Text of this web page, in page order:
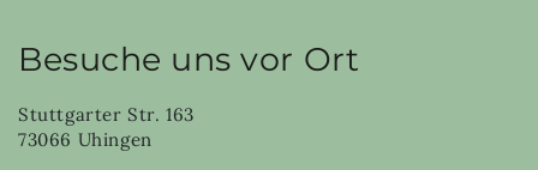
Besuche uns vor Ort
Stuttgarter Str. 163
73066 Uhingen